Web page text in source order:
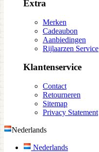
Extra
Merken
Cadeaubon
Aanbiedingen
Rijlaarzen Service
Klantenservice
Contact
Retourneren
Sitemap
Privacy Statement
Nederlands
Nederlands